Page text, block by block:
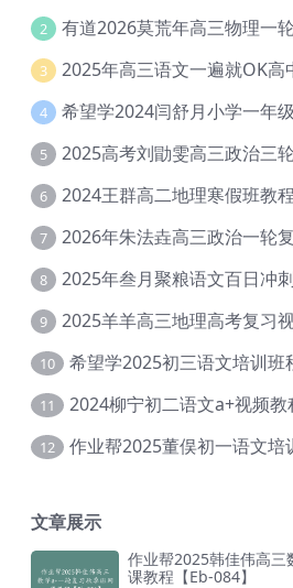
2
3
4
5
6 2024王群高二地理寒假班教程
7 2026年朱法垚高三政治一轮
8
9
10
11
12
文章展示
作业帮2025韩佳伟高三
课教程【Eb-084】